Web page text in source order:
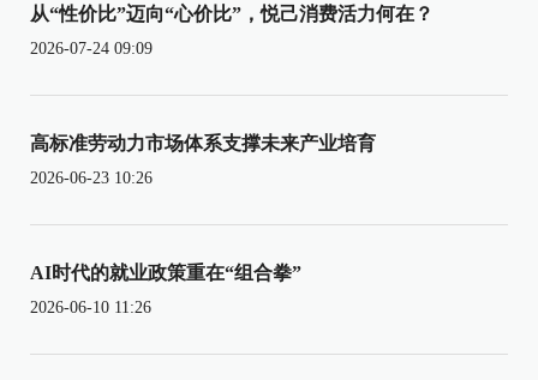
从“性价比”迈向“心价比”，悦己消费活力何在？
2026-07-24 09:09
高标准劳动力市场体系支撑未来产业培育
2026-06-23 10:26
AI时代的就业政策重在“组合拳”
2026-06-10 11:26